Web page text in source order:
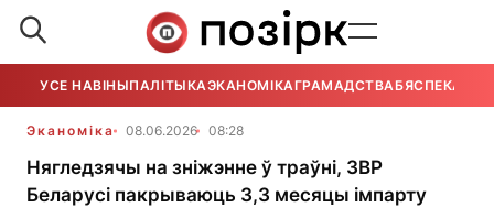
УСЕ НАВІНЫПАЛІТЫКАЭКАНОМІКАГРАМАДСТВАБЯСПЕКА
Эканоміка 08.06.2026 08:28
Нягледзячы на ​​зніжэнне ў траўні, ЗВР
Беларусі пакрываюць 3,3 месяцы імпарту